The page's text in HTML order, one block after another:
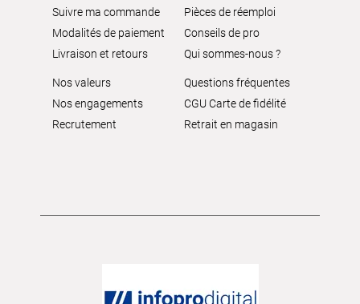
Suivre ma commande
Modalités de paiement
Livraison et retours
Pièces de réemploi
Conseils de pro
Qui sommes-nous ?
Nos valeurs
Nos engagements
Recrutement
Questions fréquentes
CGU Carte de fidélité
Retrait en magasin